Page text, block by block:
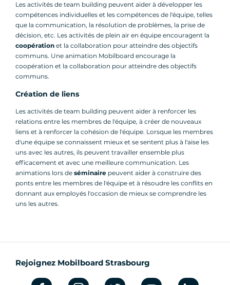
Les activités de team building peuvent aider à développer les
compétences individuelles et les compétences de l'équipe, telles
que la communication, la résolution de problèmes, la prise de
décision, etc. Les activités de plein air en équipe encouragent la
coopération et la collaboration pour atteindre des objectifs
communs. Une animation Mobilboard encourage la
coopération et la collaboration pour atteindre des objectifs
communs.
Création de liens
Les activités de team building peuvent aider à renforcer les
relations entre les membres de l'équipe, à créer de nouveaux
liens et à renforcer la cohésion de l'équipe. Lorsque les membres
d'une équipe se connaissent mieux et se sentent plus à l'aise les
uns avec les autres, ils peuvent travailler ensemble plus
efficacement et avec une meilleure communication. Les
animations lors de séminaire peuvent aider à construire des
ponts entre les membres de l'équipe et à résoudre les conflits en
donnant aux employés l'occasion de mieux se comprendre les
uns les autres.
Rejoignez Mobilboard Strasbourg